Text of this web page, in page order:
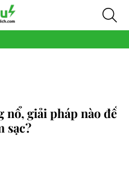
giải pháp nào để
sạc?